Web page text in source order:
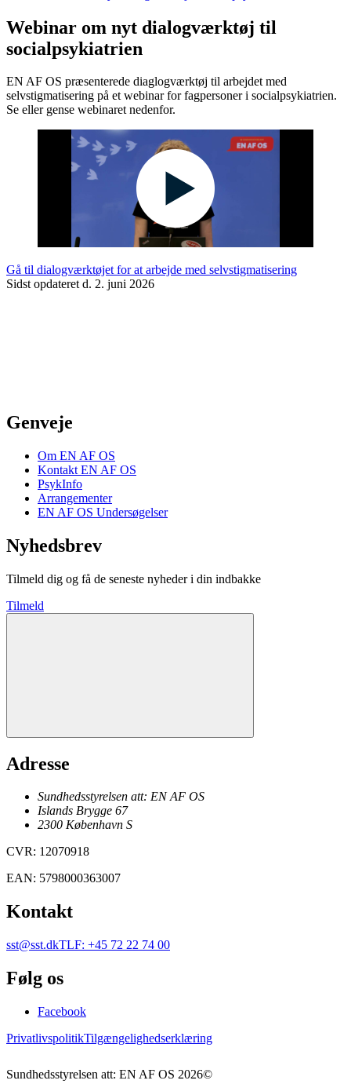
Webinar om nyt dialogværktøj til
socialpsykiatrien
EN AF OS præsenterede diaglogværktøj til arbejdet med
selvstigmatisering på et webinar for fagpersoner i socialpsykiatrien.
Se eller gense webinaret nedenfor.
Gå til dialogværktøjet for at arbejde med selvstigmatisering
Sidst opdateret d. 2. juni 2026
Genveje
Om EN AF OS
Kontakt EN AF OS
PsykInfo
Arrangementer
EN AF OS Undersøgelser
Nyhedsbrev
Tilmeld dig og få de seneste nyheder i din indbakke
Tilmeld
Adresse
Sundhedsstyrelsen att: EN AF OS
Islands Brygge 67
2300 København S
CVR: 12070918
EAN: 5798000363007
Kontakt
sst@sst.dkTLF: +45 72 22 74 00
Følg os
Facebook
PrivatlivspolitikTilgængelighedserklæring
Sundhedsstyrelsen att: EN AF OS 2026©